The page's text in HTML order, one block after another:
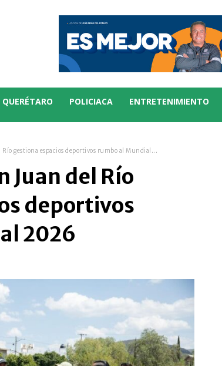
QUERÉTARO POLICIACA ENTRETENIMIENTO
gestiona espacios deportivos rumbo al Mundial...
Juan del Río
deportivos
2026